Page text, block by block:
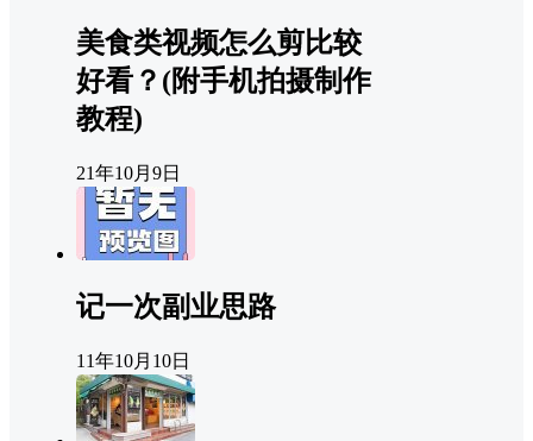
美食类视频怎么剪比较
好看？(附手机拍摄制作
教程)
21年10月9日
记一次副业思路
11年10月10日